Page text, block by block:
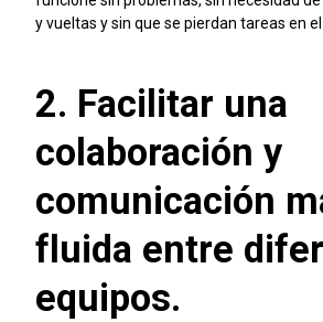
y vueltas y sin que se pierdan tareas en
2. Facilitar una
colaboración y
comunicación
fluida entre
equipos.